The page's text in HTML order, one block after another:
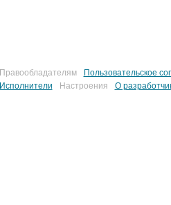
Правообладателям
Пользовательское
Исполнители
Настроения О